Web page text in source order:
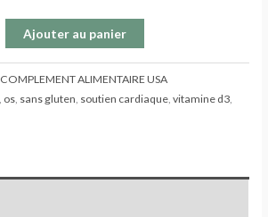
Ajouter au panier
COMPLEMENT ALIMENTAIRE USA
os sans gluten soutien cardiaque ,vitamine d3